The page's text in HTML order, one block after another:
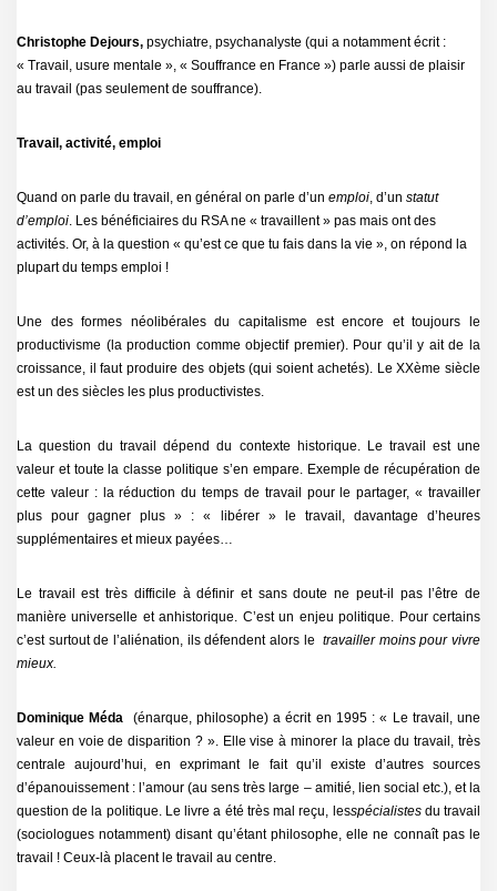
Christophe Dejours, psychiatre, psychanalyste (qui a notamment écrit :
« Travail, usure mentale », « Souffrance en France ») parle aussi de plaisir
au travail (pas seulement de souffrance).
Travail, activité, emploi
Quand on parle du travail, en général on parle d’un emploi, d’un statut
d’emploi. Les bénéficiaires du RSA ne « travaillent » pas mais ont des
activités. Or, à la question « qu’est ce que tu fais dans la vie », on répond la
plupart du temps emploi !
Une des formes néolibérales du capitalisme est encore et toujours le
productivisme (la production comme objectif premier). Pour qu’il y ait de la
croissance, il faut produire des objets (qui soient achetés). Le XXème siècle
est un des siècles les plus productivistes.
La question du travail dépend du contexte historique. Le travail est une
valeur et toute la classe politique s’en empare. Exemple de récupération de
cette valeur : la réduction du temps de travail pour le partager, « travailler
plus pour gagner plus » : « libérer » le travail, davantage d’heures
supplémentaires et mieux payées…
Le travail est très difficile à définir et sans doute ne peut-il pas l’être de
manière universelle et anhistorique. C’est un enjeu politique. Pour certains
c’est surtout de l’aliénation, ils défendent alors le travailler moins pour vivre
mieux.
Dominique Méda (énarque, philosophe) a écrit en 1995 : « Le travail, une
valeur en voie de disparition ? ». Elle vise à minorer la place du travail, très
centrale aujourd’hui, en exprimant le fait qu’il existe d’autres sources
d’épanouissement : l’amour (au sens très large – amitié, lien social etc.), et la
question de la politique. Le livre a été très mal reçu, lesspécialistesdu travail
(sociologues notamment) disant qu’étant philosophe, elle ne connaît pas le
travail ! Ceux-là placent le travail au centre.